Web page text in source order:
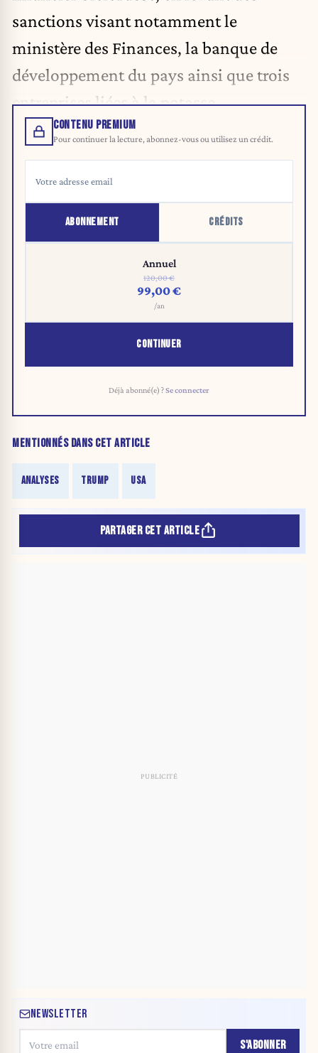
sanctions visant notamment le
ministère des Finances, la banque de
développement du pays ainsi que trois
entreprises liées à la potasse.
CONTENU PREMIUM
Pour continuer la lecture, abonnez-vous ou utilisez un crédit.
ABONNEMENT CRÉDITS
Annuel
120,00 €
99,00 €
/an
CONTINUER
Déjà abonné(e) ?Se connecter
MENTIONNÉS DANS CET ARTICLE
ANALYSES TRUMP USA
PARTAGER CET ARTICLE
NEWSLETTER
S'ABONNER